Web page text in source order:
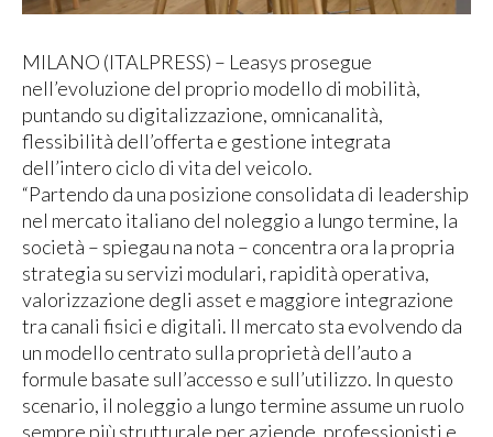
MILANO (ITALPRESS) – Leasys prosegue
nell’evoluzione del proprio modello di mobilità,
puntando su digitalizzazione, omnicanalità,
flessibilità dell’offerta e gestione integrata
dell’intero ciclo di vita del veicolo.
“Partendo da una posizione consolidata di leadership
nel mercato italiano del noleggio a lungo termine, la
società – spiegau na nota – concentra ora la propria
strategia su servizi modulari, rapidità operativa,
valorizzazione degli asset e maggiore integrazione
tra canali fisici e digitali. Il mercato sta evolvendo da
un modello centrato sulla proprietà dell’auto a
formule basate sull’accesso e sull’utilizzo. In questo
scenario, il noleggio a lungo termine assume un ruolo
sempre più strutturale per aziende, professionisti e